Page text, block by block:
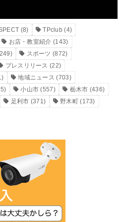
(8) TPclub (4)
お店・教室紹介 (143)
スポーツ (872)
プレスリリース (22)
地域ニュース (703)
小山市 (557) 栃木市 (436)
足利市 (371) 野木町(173)